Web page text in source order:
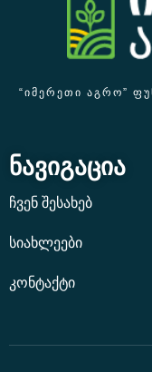
“ᲘᲛᲔᲠᲔᲗᲘ ᲐᲒᲠᲝ”
ნავიგაცია
ჩვენ შესახებ
სიახლეები
კონტაქტი